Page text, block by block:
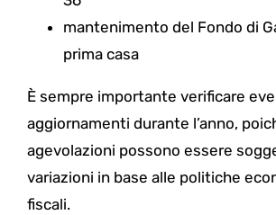
mantenimento del Fondo di
prima casa
È sempre importante verificare
aggiornamenti durante l’anno,
agevolazioni possono essere
variazioni in base alle politiche
fiscali.